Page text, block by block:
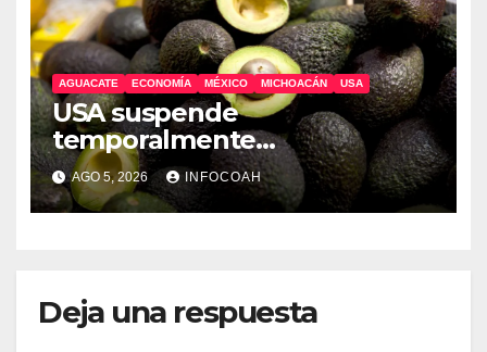
AGUACATE ECONOMÍA MÉXICO MICHOACÁN USA
USA suspende
temporalmente
exportaciones de aguacate
michoacano
AGO 5, 2026 INFOCOAH
Deja una respuesta